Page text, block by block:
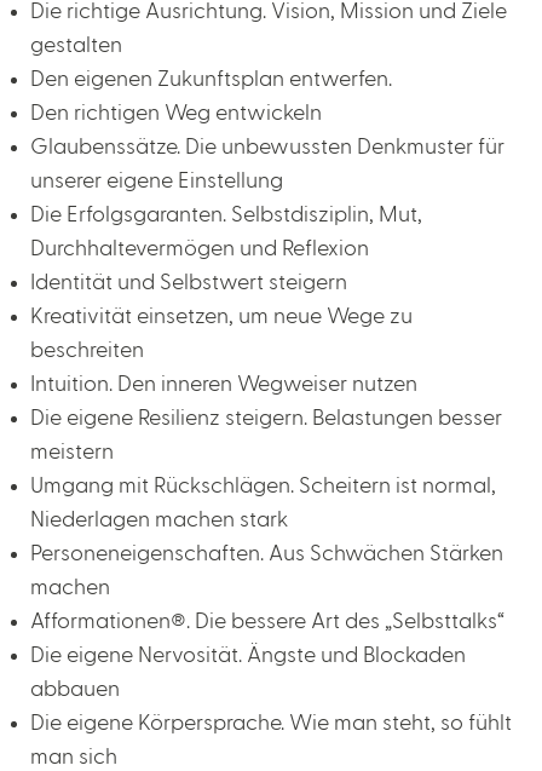
Die richtige Ausrichtung. Vision, Mission und Ziele
gestalten
Den eigenen Zukunftsplan entwerfen.
Den richtigen Weg entwickeln
Glaubenssätze. Die unbewussten Denkmuster für
unserer eigene Einstellung
Die Erfolgsgaranten. Selbstdisziplin, Mut,
Durchhaltevermögen und Reflexion
Identität und Selbstwert steigern
Kreativität einsetzen, um neue Wege zu
beschreiten
Intuition. Den inneren Wegweiser nutzen
Die eigene Resilienz steigern. Belastungen besser
meistern
Umgang mit Rückschlägen. Scheitern ist normal,
Niederlagen machen stark
Personeneigenschaften. Aus Schwächen Stärken
machen
Afformationen®. Die bessere Art des „Selbsttalks“
Die eigene Nervosität. Ängste und Blockaden
abbauen
Die eigene Körpersprache. Wie man steht, so fühlt
man sich